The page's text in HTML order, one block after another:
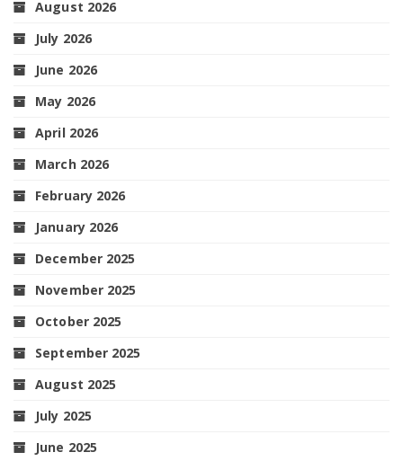
August 2026
July 2026
June 2026
May 2026
April 2026
March 2026
February 2026
January 2026
December 2025
November 2025
October 2025
September 2025
August 2025
July 2025
June 2025